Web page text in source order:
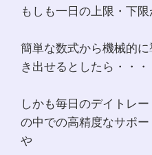
もしも一日の上限・下限
簡単な数式から機械的に
き出せるとしたら・・・
しかも毎日のデイトレー
の中での高精度なサポー
や